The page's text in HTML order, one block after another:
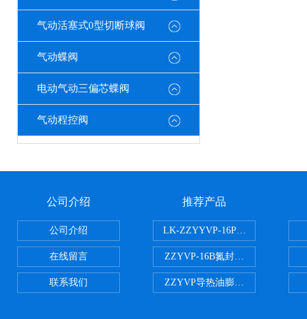
气动活塞式0型切断球阀
气动蝶阀
电动气动三偏芯蝶阀
气动程控阀
公司介绍
公司介绍
在线留言
联系我们
推荐产品
LK-ZZYYVP-16P不锈钢氮封阀
ZZYVP-16B氮封供氮阀
ZZYVP导热油膨胀槽氮封阀